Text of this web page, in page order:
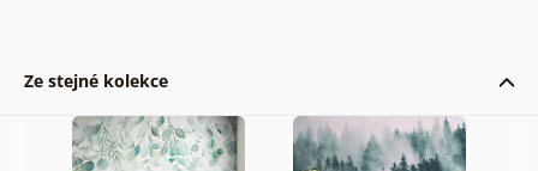
Ze stejné kolekce